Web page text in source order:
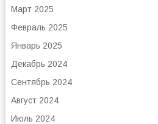
Март 2025
Февраль 2025
Январь 2025
Декабрь 2024
Сентябрь 2024
Август 2024
Июль 2024